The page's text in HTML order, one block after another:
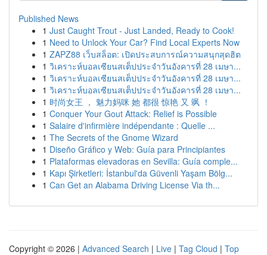
Published News
1 Just Caught Trout - Just Landed, Ready to Cook!
1 Need to Unlock Your Car? Find Local Experts Now
1 ZAPZ88 เว็บสล็อต: เปิดประสบการณ์ความสนุกสุดฮิต
1 วิเคราะห์บอลเซียนสเต็ปประจำวันอังคารที่ 28 เมษา...
1 วิเคราะห์บอลเซียนสเต็ปประจำวันอังคารที่ 28 เมษา...
1 วิเคราะห์บอลเซียนสเต็ปประจำวันอังคารที่ 28 เมษา...
1 时尚女王 ， 魅力妈咪 她 都很 惊艳 又 飒 ！
1 Conquer Your Gout Attack: Relief is Possible
1 Salaire d'infirmière indépendante : Quelle ...
1 The Secrets of the Gnome Wizard
1 Diseño Gráfico y Web: Guía para Principiantes
1 Plataformas elevadoras en Sevilla: Guía comple...
1 Kapı Şirketleri: İstanbul'da Güvenli Yaşam Bölg...
1 Can Get an Alabama Driving License Via th...
Copyright © 2026 | Advanced Search | Live | Tag Cloud | Top